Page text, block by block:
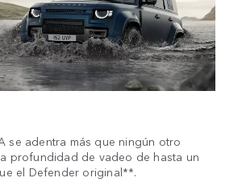
se adentra más que ningún otro
profundidad de vadeo de hasta un
el Defender original**.